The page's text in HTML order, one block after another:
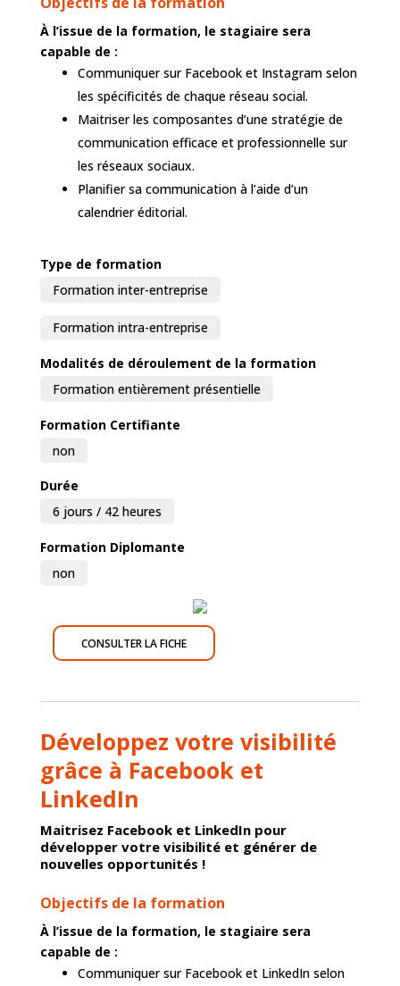
À l’issue de la formation, le stagiaire sera
capable de :
Communiquer sur Facebook et Instagram selon
les spécificités de chaque réseau social.
Maitriser les composantes d’une stratégie de
communication efficace et professionnelle sur
les réseaux sociaux.
Planifier sa communication à l’aide d’un
calendrier éditorial.
Type de formation
Formation inter-entreprise
Formation intra-entreprise
Modalités de déroulement de la formation
Formation entièrement présentielle
Formation Certifiante
non
Durée
6 jours / 42 heures
Formation Diplomante
non
CONSULTER LA FICHE
Développez votre visibilité
grâce à Facebook et
LinkedIn
Maitrisez Facebook et LinkedIn pour
développer votre visibilité et générer de
nouvelles opportunités !
Objectifs de la formation
À l’issue de la formation, le stagiaire sera
capable de :
Communiquer sur Facebook et LinkedIn selon